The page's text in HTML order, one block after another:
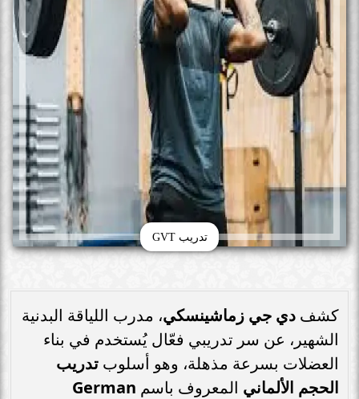
تدريب GVT
كشف دي جي زماشينسكي، مدرب اللياقة البدنية
الشهير، عن سر تدريبي فعّال يُستخدم في بناء
العضلات بسرعة مذهلة، وهو أسلوب تدريب
الحجم الألماني المعروف باسم German